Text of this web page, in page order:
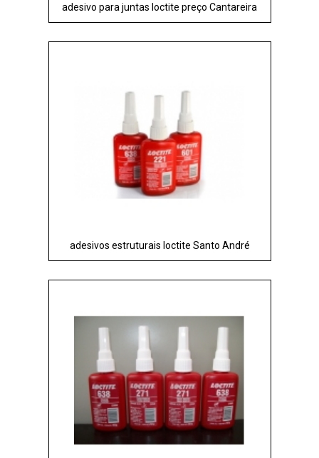
adesivo para juntas loctite preço Cantareira
adesivos estruturais loctite Santo André